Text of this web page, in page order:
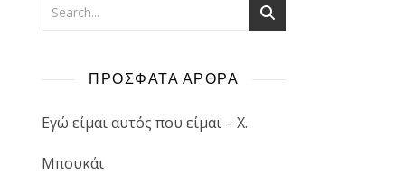
ΠΡΟΣΦΑΤΑ ΑΡΘΡΑ
Εγώ είμαι αυτός που είμαι – Χ.
Μπουκάι